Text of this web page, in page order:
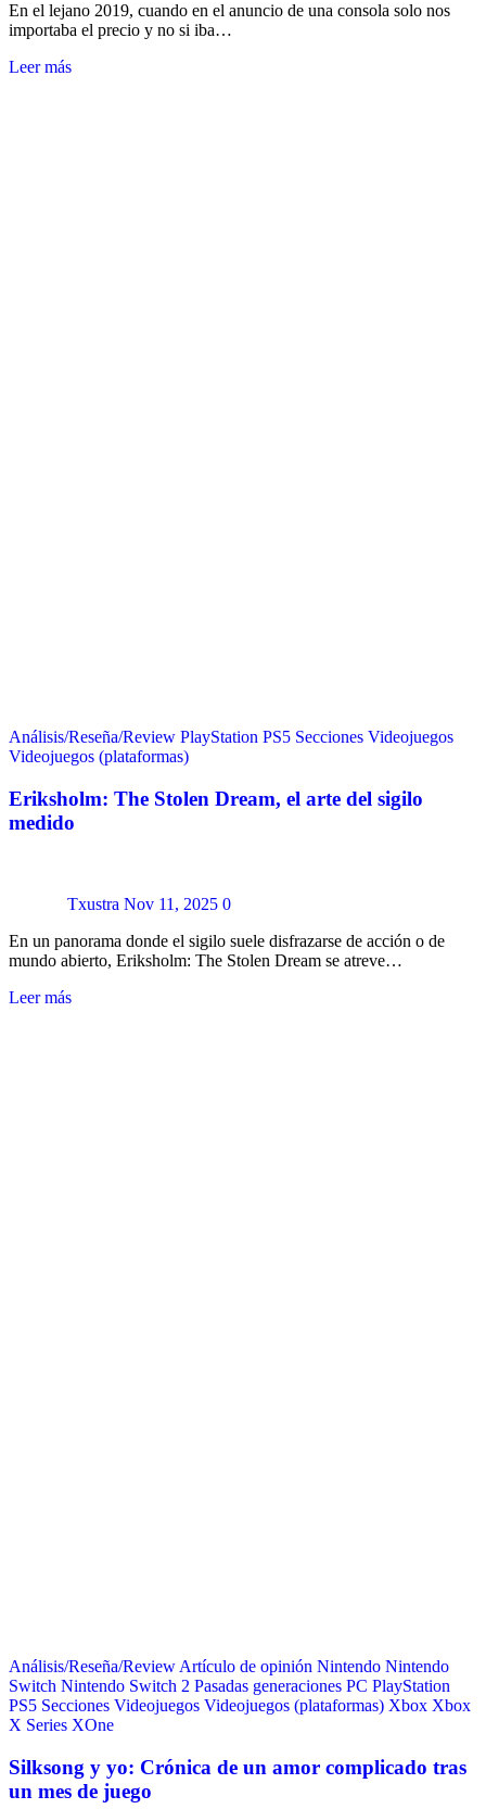
En el lejano 2019, cuando en el anuncio de una consola solo nos
importaba el precio y no si iba…
Leer más
Análisis/Reseña/Review PlayStation PS5 Secciones Videojuegos
Videojuegos (plataformas)
Eriksholm: The Stolen Dream, el arte del sigilo
medido
Txustra Nov 11, 2025 0
En un panorama donde el sigilo suele disfrazarse de acción o de
mundo abierto, Eriksholm: The Stolen Dream se atreve…
Leer más
Análisis/Reseña/Review Artículo de opinión Nintendo Nintendo
Switch Nintendo Switch 2 Pasadas generaciones PC PlayStation
PS5 Secciones Videojuegos Videojuegos (plataformas) Xbox Xbox
X Series XOne
Silksong y yo: Crónica de un amor complicado tras
un mes de juego